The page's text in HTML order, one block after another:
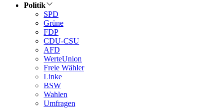
Politik
SPD
Grüne
FDP
CDU-CSU
AFD
WerteUnion
Freie Wähler
Linke
BSW
Wahlen
Umfragen